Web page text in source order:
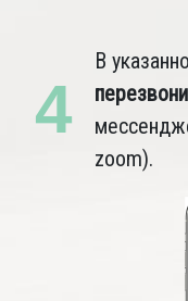
4
В
zoom).